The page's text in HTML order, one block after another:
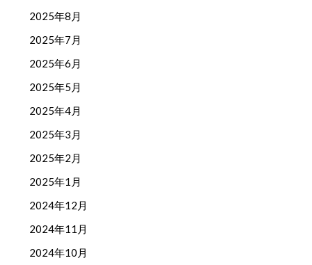
2025年8月
2025年7月
2025年6月
2025年5月
2025年4月
2025年3月
2025年2月
2025年1月
2024年12月
2024年11月
2024年10月